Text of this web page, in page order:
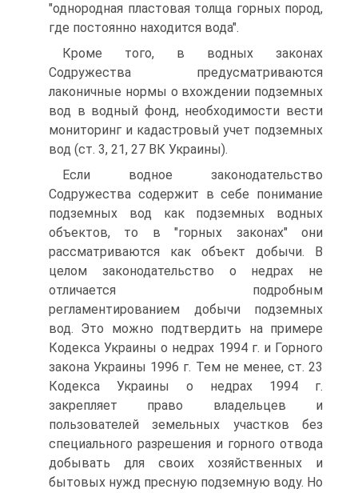
"однородная пластовая толща горных пород,
где постоянно находится вода".
Кроме того, в водных законах
Содружества предусматриваются
лаконичные нормы о вхождении подземных
вод в водный фонд, необходимости вести
мониторинг и кадастровый учет подземных
вод (ст. 3, 21, 27 ВК Украины).
Если водное законодательство
Содружества содержит в себе понимание
подземных вод как подземных водных
объектов, то в "горных законах" они
рассматриваются как объект добычи. В
целом законодательство о недрах не
отличается подробным
регламентированием добычи подземных
вод. Это можно подтвердить на примере
Кодекса Украины о недрах 1994 г. и Горного
закона Украины 1996 г. Тем не менее, ст. 23
Кодекса Украины о недрах 1994 г.
закрепляет право владельцев и
пользователей земельных участков без
специального разрешения и горного отвода
добывать для своих хозяйственных и
бытовых нужд пресную подземную воду. Но